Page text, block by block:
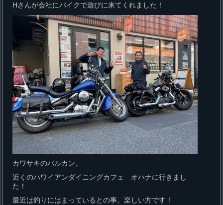
Hさんが会社にバイクで遊びに来てくれました！
カワサキのバルカン。
近くのハワイアンダイニングカフェ オハナに行きまし
た！
最近は釣りにはまっているとの事。楽しい方です！